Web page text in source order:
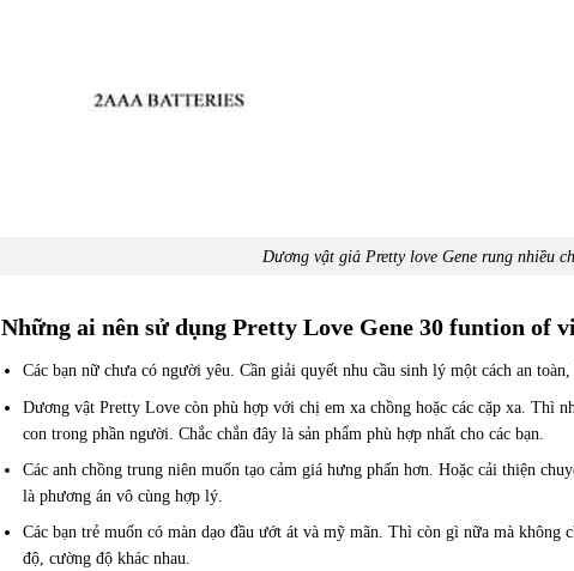
Dương vật giả Pretty love Gene rung nhiều
Những ai nên sử dụng Pretty Love Gene 30 funtion of
Các bạn nữ chưa có người yêu. Cần giải quyết nhu cầu sinh lý một cách an
Dương vật Pretty Love còn phù hợp với chị em xa chồng hoặc các cặp xa. Thì
con trong phần người. Chắc chắn đây là sản phẩm phù hợp nhất cho các bạn.
Các anh chồng trung niên muốn tạo cảm giá hưng phấn hơn. Hoặc cải thiện
là phương án vô cùng hợp lý.
Các bạn trẻ muốn có màn dạo đầu ướt át và mỹ mãn. Thì còn gì nữa mà
độ, cường độ khác nhau.